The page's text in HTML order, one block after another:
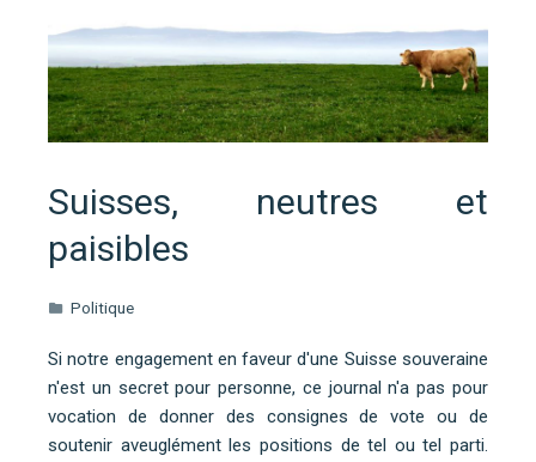
Suisses, neutres et
paisibles
Politique
Si notre engagement en faveur d'une Suisse souveraine
n'est un secret pour personne, ce journal n'a pas pour
vocation de donner des consignes de vote ou de
soutenir aveuglément les positions de tel ou tel parti.